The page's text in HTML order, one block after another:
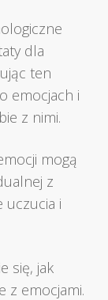
dla
ten
emocjach i
z nimi.
mogą
z
uczucia i
się, jak
z emocjami.